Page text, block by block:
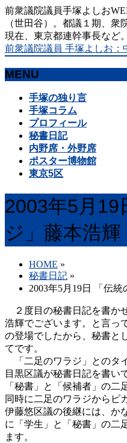
前衆議院議員手塚よしお
（世田谷）。都議１期、衆
現在、東京都連幹事長など。
前衆議院議員 手塚よしお：
MENU
手塚の独り言
手塚コラム
プロフィール
秘書日記
内野席・外野席
ポスター博物館
東京5区
2003年5月19
ジ」藤本浩輝
HOME »
秘書日記 »
2003年5月19日 「伝
２度目の秘書日記を書か
浩輝でございます。と言っ
の登場でしたから、秘書と
てです。
「二足のワラジ」とのタ
目黒区議が秘書日記を書い
「秘書」と「候補者」の二
同時に二足のワラジからピ
伊藤悠区議の後継には、か
に「学生」と「秘書」の二
ます。